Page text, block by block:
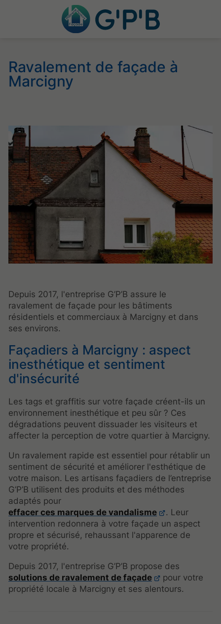
Ravalement de façade à
Marcigny
Depuis 2017, l'entreprise G’P’B assure le
ravalement de façade pour les bâtiments
résidentiels et commerciaux à Marcigny et dans
ses environs.
Façadiers à Marcigny : aspect
inesthétique et sentiment
d'insécurité
Les tags et graffitis sur votre façade créent-ils un
environnement inesthétique et peu sûr ? Ces
dégradations peuvent dissuader les visiteurs et
affecter la perception de votre quartier à Marcigny.
Un ravalement rapide est essentiel pour rétablir un
sentiment de sécurité et améliorer l'esthétique de
votre maison. Les artisans façadiers de l’entreprise
G’P’B utilisent des produits et des méthodes
adaptés pour
effacer ces marques de vandalisme
. Leur
intervention redonnera à votre façade un aspect
propre et sécurisé, rehaussant l'apparence de
votre propriété.
Depuis 2017, l'entreprise G’P’B propose des
solutions de ravalement de façade
pour votre
propriété locale à Marcigny et ses alentours.